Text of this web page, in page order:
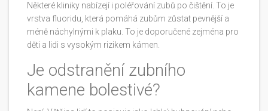
Některé kliniky nabízejí i poléřování zubů po čištění. To je
vrstva fluoridu, která pomáhá zubům zůstat pevnější a
méně náchylnými k plaku. To je doporučené zejména pro
děti a lidi s vysokým rizikem kámen.
Je odstranění zubního
kamene bolestivé?